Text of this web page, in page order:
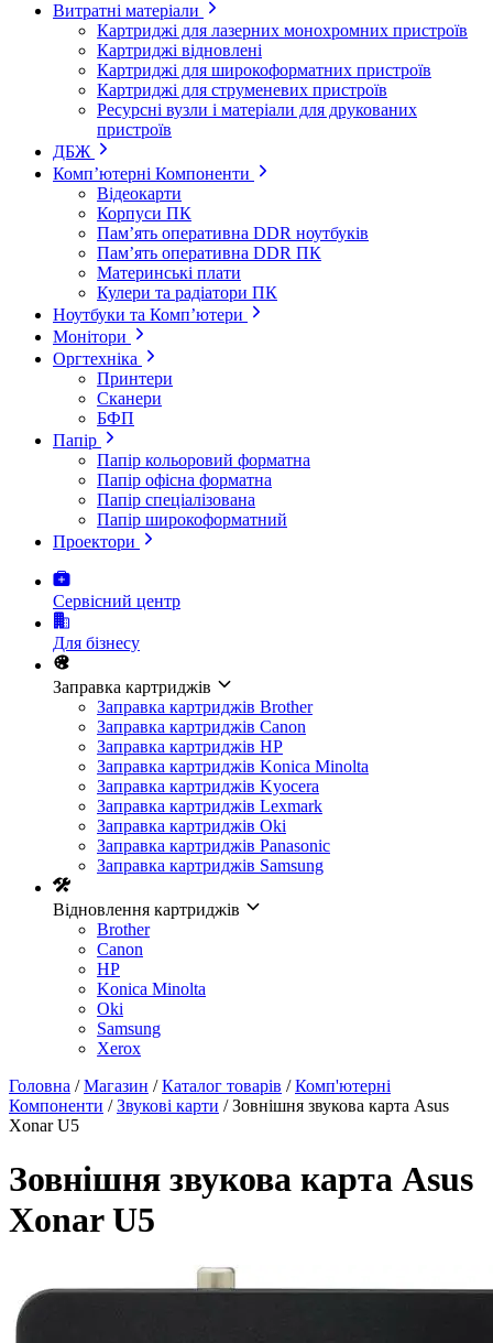
Витратні матеріали
Картриджі для лазерних монохромних пристроїв
Картриджі відновлені
Картриджі для широкоформатних пристроїв
Картриджі для струменевих пристроїв
Ресурсні вузли і матеріали для друкованих
пристроїв
ДБЖ
Комп’ютерні Компоненти
Відеокарти
Корпуси ПК
Пам’ять оперативна DDR ноутбуків
Пам’ять оперативна DDR ПК
Материнські плати
Кулери та радіатори ПК
Ноутбуки та Комп’ютери
Монітори
Оргтехніка
Принтери
Сканери
БФП
Папір
Папір кольоровий форматна
Папір офісна форматна
Папір спеціалізована
Папір широкоформатний
Проектори
Сервісний центр
Для бізнесу
Заправка картриджів
Заправка картриджів Brother
Заправка картриджів Canon
Заправка картриджів HP
Заправка картриджів Konica Minolta
Заправка картриджів Kyocera
Заправка картриджів Lexmark
Заправка картриджів Oki
Заправка картриджів Panasonic
Заправка картриджів Samsung
Відновлення картриджів
Brother
Canon
HP
Konica Minolta
Oki
Samsung
Xerox
Головна /Магазин /Каталог товарів /Комп'ютерні
Компоненти /Звукові карти / Зовнішня звукова карта Asus
Xonar U5
Зовнішня звукова карта Asus
Xonar U5